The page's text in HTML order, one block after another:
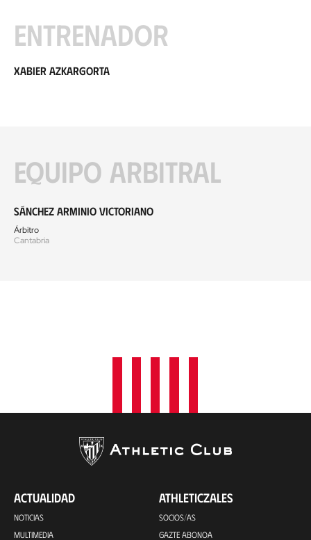
Entrenador
Xabier Azkargorta
Equipo arbitral
Sánchez Arminio Victoriano
Árbitro
Cantabria
ACTUALIDAD
NOTICIAS
MULTIMEDIA
ATHLETICZALES
SOCIOS/AS
GAZTE ABONOA